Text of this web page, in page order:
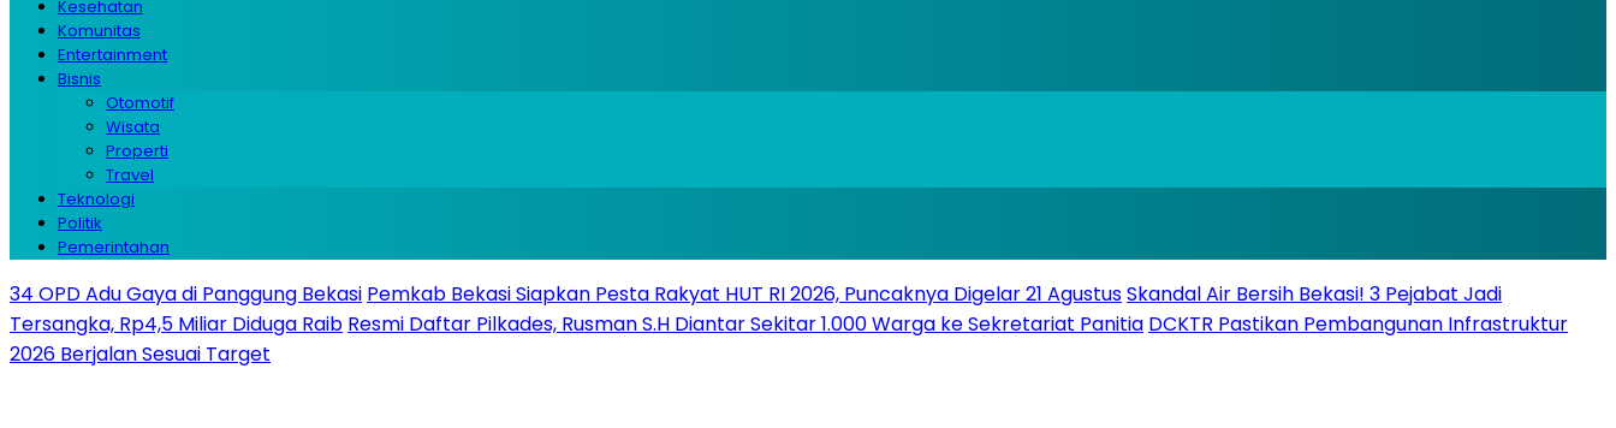
Kesehatan
Komunitas
Entertainment
Bisnis
Otomotif
Wisata
Properti
Travel
Teknologi
Politik
Pemerintahan
34 OPD Adu Gaya di Panggung Bekasi Pemkab Bekasi Siapkan Pesta Rakyat HUT RI 2026, Puncaknya Digelar 21 AgustusSkandal Air Bersih Bekasi! 3 Pejabat Jadi
Tersangka, Rp4,5 Miliar Diduga Raib Resmi Daftar Pilkades, Rusman S.H Diantar Sekitar 1.000 Warga ke Sekretariat Panitia DCKTR Pastikan Pembangunan Infrastruktur
2026 Berjalan Sesuai Target